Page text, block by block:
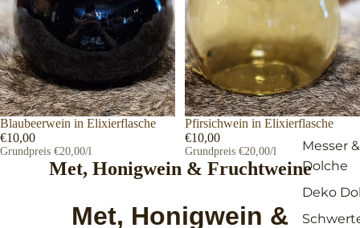
Messer &
Dolche
Deko
Blaubeerwein in Elixierflasche
€10,00
Grundpreis €20,00/l
Pfirsichwein in Elixierflasche
€10,00
Grundpreis €20,00/l
Met, Honigwein & Fruchtweine
Met, Honigwein &